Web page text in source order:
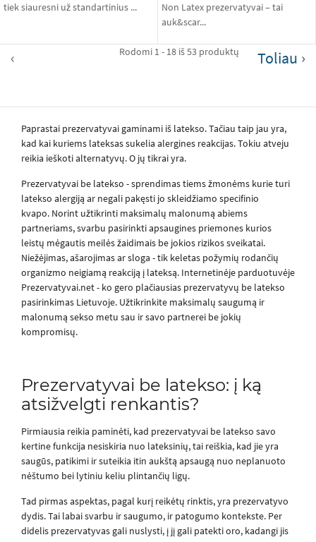
tiek siauresni už standartinius ...
Non Latex prezervatyvai – tai
auk&scar...
Rodomi 1 - 18 iš 53 produktų
‹ ›
Paprastai prezervatyvai gaminami iš latekso. Tačiau taip jau yra,
kad kai kuriems lateksas sukelia alergines reakcijas. Tokiu atveju
reikia ieškoti alternatyvų. O jų tikrai yra.
Prezervatyvai be latekso - sprendimas tiems žmonėms kurie turi
latekso alergiją ar negali pakęsti jo skleidžiamo specifinio
kvapo. Norint užtikrinti maksimalų malonumą abiems
partneriams, svarbu pasirinkti apsaugines priemones kurios
leistų mėgautis meilės žaidimais be jokios rizikos sveikatai.
Niežėjimas, ašarojimas ar sloga - tik keletas požymių rodančių
organizmo neigiamą reakciją į lateksą. Internetinėje parduotuvėje
Prezervatyvai.net - ko gero plačiausias prezervatyvų be latekso
pasirinkimas Lietuvoje. Užtikrinkite maksimalų saugumą ir
malonumą sekso metu sau ir savo partnerei be jokių
kompromisų.
Prezervatyvai be latekso: į ką
atsižvelgti renkantis?
Pirmiausia reikia paminėti, kad prezervatyvai be latekso savo
kertine funkcija nesiskiria nuo lateksinių, tai reiškia, kad jie yra
saugūs, patikimi ir suteikia itin aukštą apsaugą nuo neplanuoto
nėštumo bei lytiniu keliu plintančių ligų.
Tad pirmas aspektas, pagal kurį reikėtų rinktis, yra prezervatyvo
dydis. Tai labai svarbu ir saugumo, ir patogumo kontekste. Per
didelis prezervatyvas gali nuslysti, į jį gali patekti oro, kadangi jis